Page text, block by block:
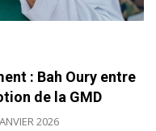
: Bah Oury entre
de la GMD
2026